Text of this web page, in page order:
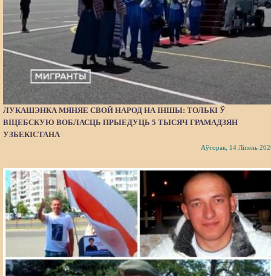
ЛУКАШЭНКА МЯНЯЕ СВОЙ НАРОД НА ІНШЫ: ТОЛЬКІ Ў
ВІЦЕБСКУЮ ВОБЛАСЦЬ ПРЫЕДУЦЬ 5 ТЫСЯЧ ГРАМАДЗЯН
УЗБЕКІСТАНА
Аўторак, 14 Ліпень